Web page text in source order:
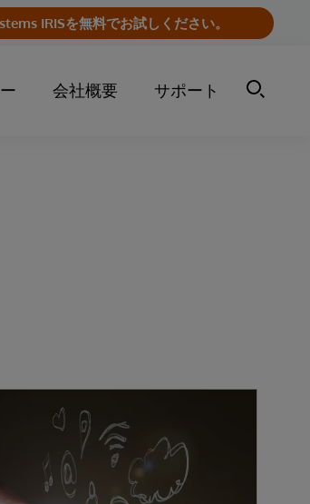
IRISを無料でお試しください。
会社概要 サポート